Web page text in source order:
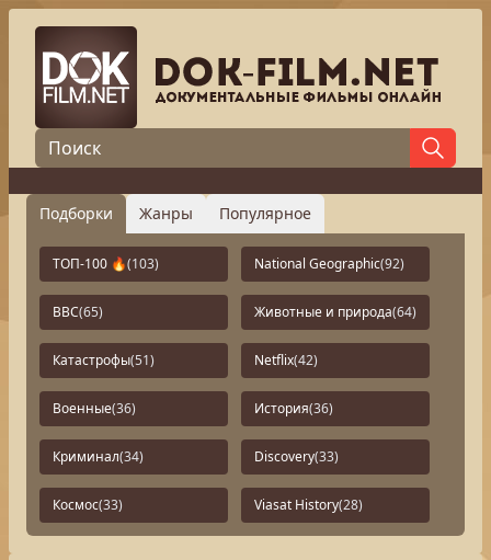
Подборки Жанры Популярное
ТОП-100 🔥(103) National Geographic(92)
BBC(65) Животные и природа(64)
Катастрофы(51) Netflix(42)
Военные(36) История(36)
Криминал(34) Discovery(33)
Космос(33) Viasat History(28)